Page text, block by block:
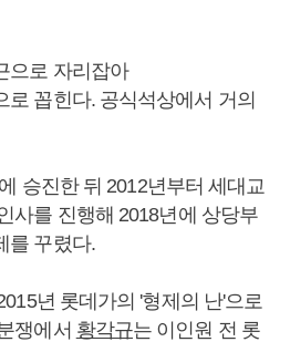
으로 자리잡아
로 꼽힌다. 공식석상에서 거의
승진한 뒤 2012년부터 세대교
사를 진행해 2018년에 상당부
를 꾸렸다.
년 롯데가의 '형제의 난'으로
쟁에서 황각규는 이인원 전 롯